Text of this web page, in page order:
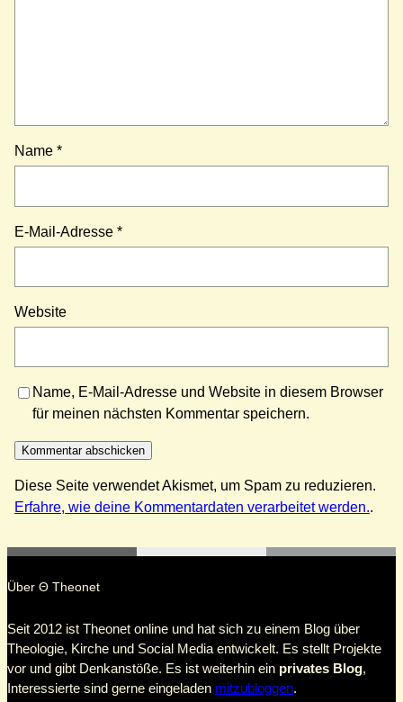
Name *
E-Mail-Adresse *
Website
Name, E-Mail-Adresse und Website in diesem Browser
für meinen nächsten Kommentar speichern.
Diese Seite verwendet Akismet, um Spam zu reduzieren.
Erfahre, wie deine Kommentardaten verarbeitet werden..
Über Θ Theonet
Seit 2012 ist Theonet online und hat sich zu einem Blog über
Theologie, Kirche und Social Media entwickelt. Es stellt Projekte
vor und gibt Denkanstöße. Es ist weiterhin ein privates Blog,
Interessierte sind gerne eingeladen mitzubloggen.